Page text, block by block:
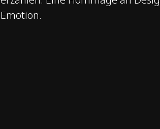
Emotion.